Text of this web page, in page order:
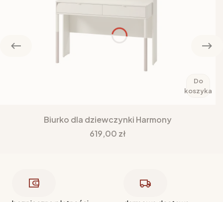
Do
koszyka
Biurko dla dziewczynki Harmony
Cena
619,00 zł